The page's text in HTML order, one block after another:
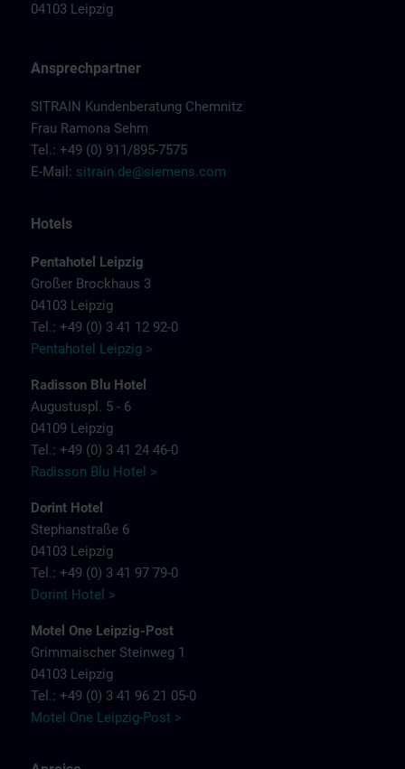
04103 Leipzig
Ansprechpartner
SITRAIN Kundenberatung Chemnitz
Frau Ramona Sehm
Tel.: +49 (0) 911/895-7575
E-Mail: sitrain.de@siemens.com
Hotels
Pentahotel Leipzig
Großer Brockhaus 3
04103 Leipzig
Tel.: +49 (0) 3 41 12 92-0
Pentahotel Leipzig >
Radisson Blu Hotel
Augustuspl. 5 - 6
04109 Leipzig
Tel.: +49 (0) 3 41 24 46-0
Radisson Blu Hotel >
Dorint Hotel
Stephanstraße 6
04103 Leipzig
Tel.: +49 (0) 3 41 97 79-0
Dorint Hotel >
Motel One Leipzig-Post
Grimmaischer Steinweg 1
04103 Leipzig
Tel.: +49 (0) 3 41 96 21 05-0
Motel One Leipzig-Post >